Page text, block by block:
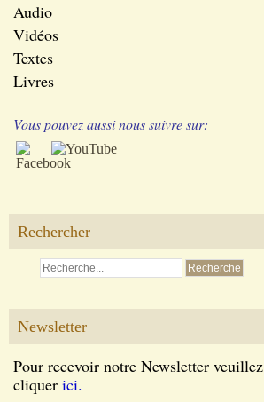
Audio
Vidéos
Textes
Livres
Vous pouvez aussi nous suivre sur:
Rechercher
Newsletter
Pour recevoir notre Newsletter veuillez
cliquer ici.